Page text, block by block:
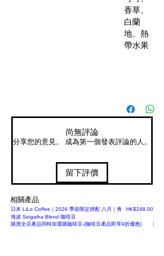
香草、
白蘭
地、熱
帶水果
尚無評論
分享您的意見。 成為第一個發表評論的人。
留下評價
相關產品
日本 LiLo Coffee｜2026 季節限定拼配 八月｜青
海波 Seigaiha Blend 咖啡豆
價格
HK$248.00
購買全店產品同時加選購咖啡豆-(咖啡豆產品即享9折優惠)
The
氧
購